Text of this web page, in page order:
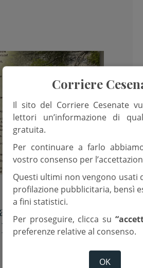
XIX domenica del
Corriere
Il sito del Corriere Cesenate
lettori un’informazione di
gratuita.
Per continuare a farlo
vostro consenso per
Questi ultimi non vengono usati
profilazione pubblicitaria, bensì
a fini statistici.
Per proseguire, clicca su
preferenze relative al consenso.
OK